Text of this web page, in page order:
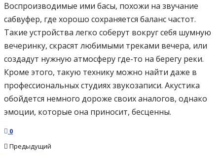
Воспроизводимые ими басы, похожи на звучание
сабвуфер, где хорошо сохраняется баланс частот.
Такие устройства легко соберут вокруг себя шумную
вечеринку, скрасят любимыми треками вечера, или
создадут нужную атмосферу где-то на берегу реки.
Кроме этого, такую технику можно найти даже в
профессиональных студиях звукозаписи. Акустика
обойдется немного дороже своих аналогов, однако
эмоции, которые она приносит, бесценны.
0
Предыдущий